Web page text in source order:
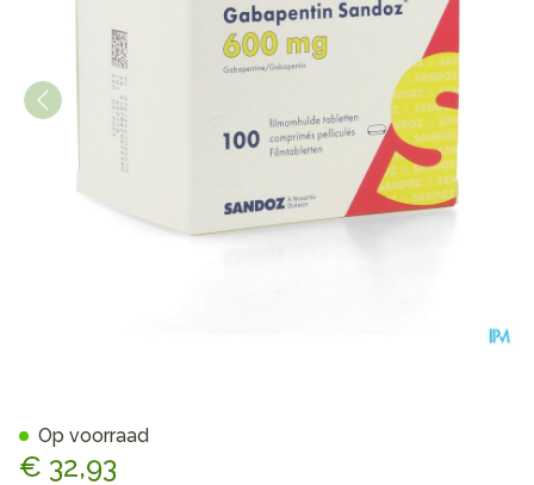
€ 32,93
Op voorraad